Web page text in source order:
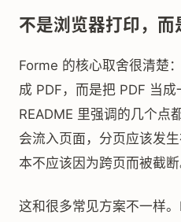
不是浏览器打印，而
Forme 的核心取舍很清楚
成 PDF，而是把 PDF 当成
README 里强调的几个点
会流入页面，分页应该发
本不应该因为跨页而被截断
这和很多常见方案不一样